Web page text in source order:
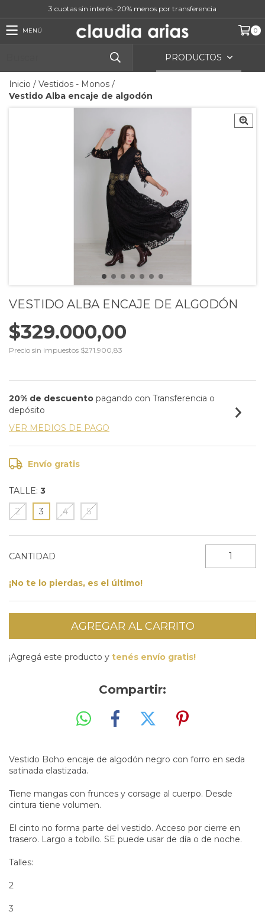
3 cuotas sin interés -20% menos por transferencia
MENÚ 0
PRODUCTOS
Inicio / Vestidos - Monos /
Vestido Alba encaje de algodón
VESTIDO ALBA ENCAJE DE ALGODÓN
$329.000,00
Precio sin impuestos $271.900,83
20% de descuento pagando con Transferencia o
depósito
VER MEDIOS DE PAGO
Envío gratis
TALLE: 3
2
3 4 5
CANTIDAD
¡No te lo pierdas, es el último!
¡Agregá este producto y tenés envío gratis!
Compartir:
Vestido Boho encaje de algodón negro con forro en seda
satinada elastizada.
Tiene mangas con frunces y corsage al cuerpo. Desde
cintura tiene volumen.
El cinto no forma parte del vestido. Acceso por cierre en
trasero. Largo a tobillo. SE puede usar de día o de noche.
Talles:
2
3